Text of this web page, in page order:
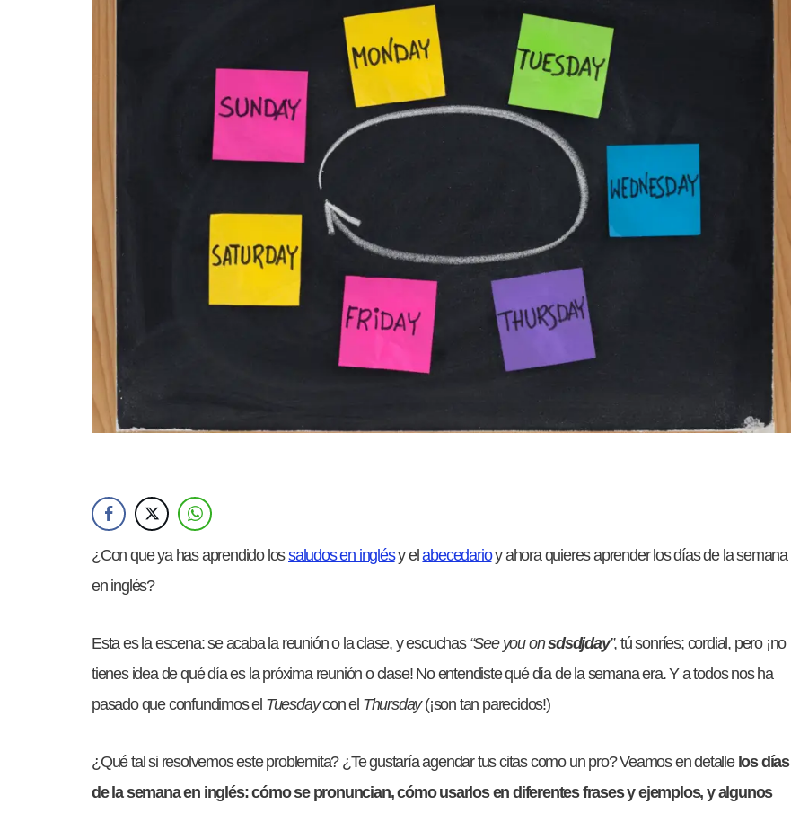
¿Con que ya has aprendido lossaludos en inglésy elabecedarioy ahora quieres aprender los días de la semana
en inglés?
Esta es la escena: se acaba la reunión o la clase, y escuchas “See you onsdsdjday”, tú sonríes; cordial, pero ¡no
tienes idea de qué día es la próxima reunión o clase! No entendiste qué día de la semana era. Y a todos nos ha
pasado que confundimos el Tuesdaycon el Thursday(¡son tan parecidos!)
¿Qué tal si resolvemos este problemita? ¿Te gustaría agendar tus citas como un pro? Veamos en detalle los días
de la semana en inglés: cómo se pronuncian, cómo usarlos en diferentes frases y ejemplos, y algunos